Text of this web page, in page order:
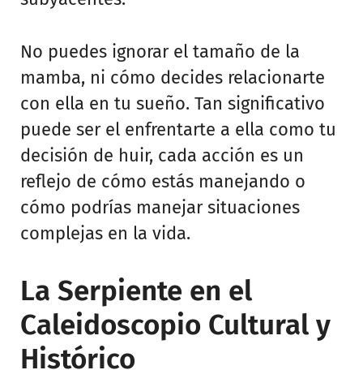
No puedes ignorar el tamaño de la
mamba, ni cómo decides relacionarte
con ella en tu sueño. Tan significativo
puede ser el enfrentarte a ella como tu
decisión de huir, cada acción es un
reflejo de cómo estás manejando o
cómo podrías manejar situaciones
complejas en la vida.
La Serpiente en el
Caleidoscopio Cultural y
Histórico